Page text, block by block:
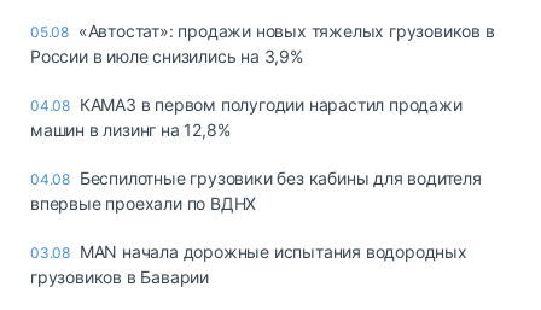
05.08 «Автостат»: продажи новых тяжелых грузовиков в
России в июле снизились на 3,9%
04.08 КАМАЗ в первом полугодии нарастил продажи
машин в лизинг на 12,8%
04.08 Беспилотные грузовики без кабины для водителя
впервые проехали по ВДНХ
03.08 MAN начала дорожные испытания водородных
грузовиков в Баварии